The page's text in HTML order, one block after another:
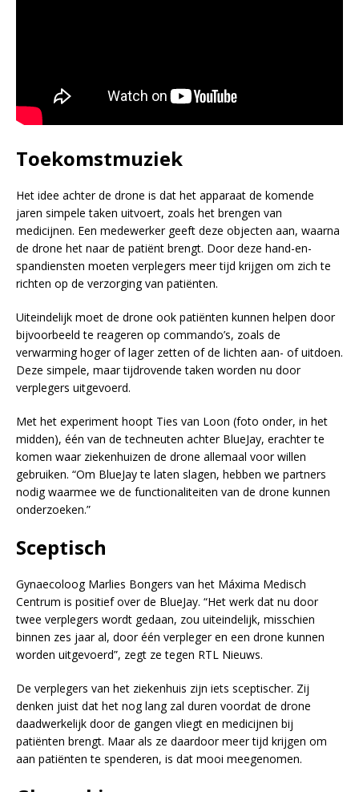
Toekomstmuziek
Het idee achter de drone is dat het apparaat de komende
jaren simpele taken uitvoert, zoals het brengen van
medicijnen. Een medewerker geeft deze objecten aan, waarna
de drone het naar de patiënt brengt. Door deze hand-en-
spandiensten moeten verplegers meer tijd krijgen om zich te
richten op de verzorging van patiënten.
Uiteindelijk moet de drone ook patiënten kunnen helpen door
bijvoorbeeld te reageren op commando’s, zoals de
verwarming hoger of lager zetten of de lichten aan- of uitdoen.
Deze simpele, maar tijdrovende taken worden nu door
verplegers uitgevoerd.
Met het experiment hoopt Ties van Loon (foto onder, in het
midden), één van de techneuten achter BlueJay, erachter te
komen waar ziekenhuizen de drone allemaal voor willen
gebruiken. “Om BlueJay te laten slagen, hebben we partners
nodig waarmee we de functionaliteiten van de drone kunnen
onderzoeken.”
Sceptisch
Gynaecoloog Marlies Bongers van het Máxima Medisch
Centrum is positief over de BlueJay. “Het werk dat nu door
twee verplegers wordt gedaan, zou uiteindelijk, misschien
binnen zes jaar al, door één verpleger en een drone kunnen
worden uitgevoerd”, zegt ze tegen RTL Nieuws.
De verplegers van het ziekenhuis zijn iets sceptischer. Zij
denken juist dat het nog lang zal duren voordat de drone
daadwerkelijk door de gangen vliegt en medicijnen bij
patiënten brengt. Maar als ze daardoor meer tijd krijgen om
aan patiënten te spenderen, is dat mooi meegenomen.